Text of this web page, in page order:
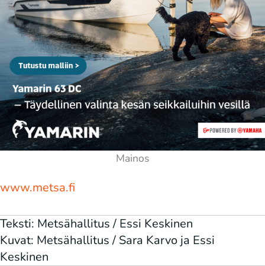
www.metsa.fi
Teksti: Metsähallitus / Essi Keskinen
Kuvat: Metsähallitus / Sara Karvo ja Essi
Keskinen